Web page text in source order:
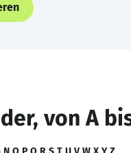
von A